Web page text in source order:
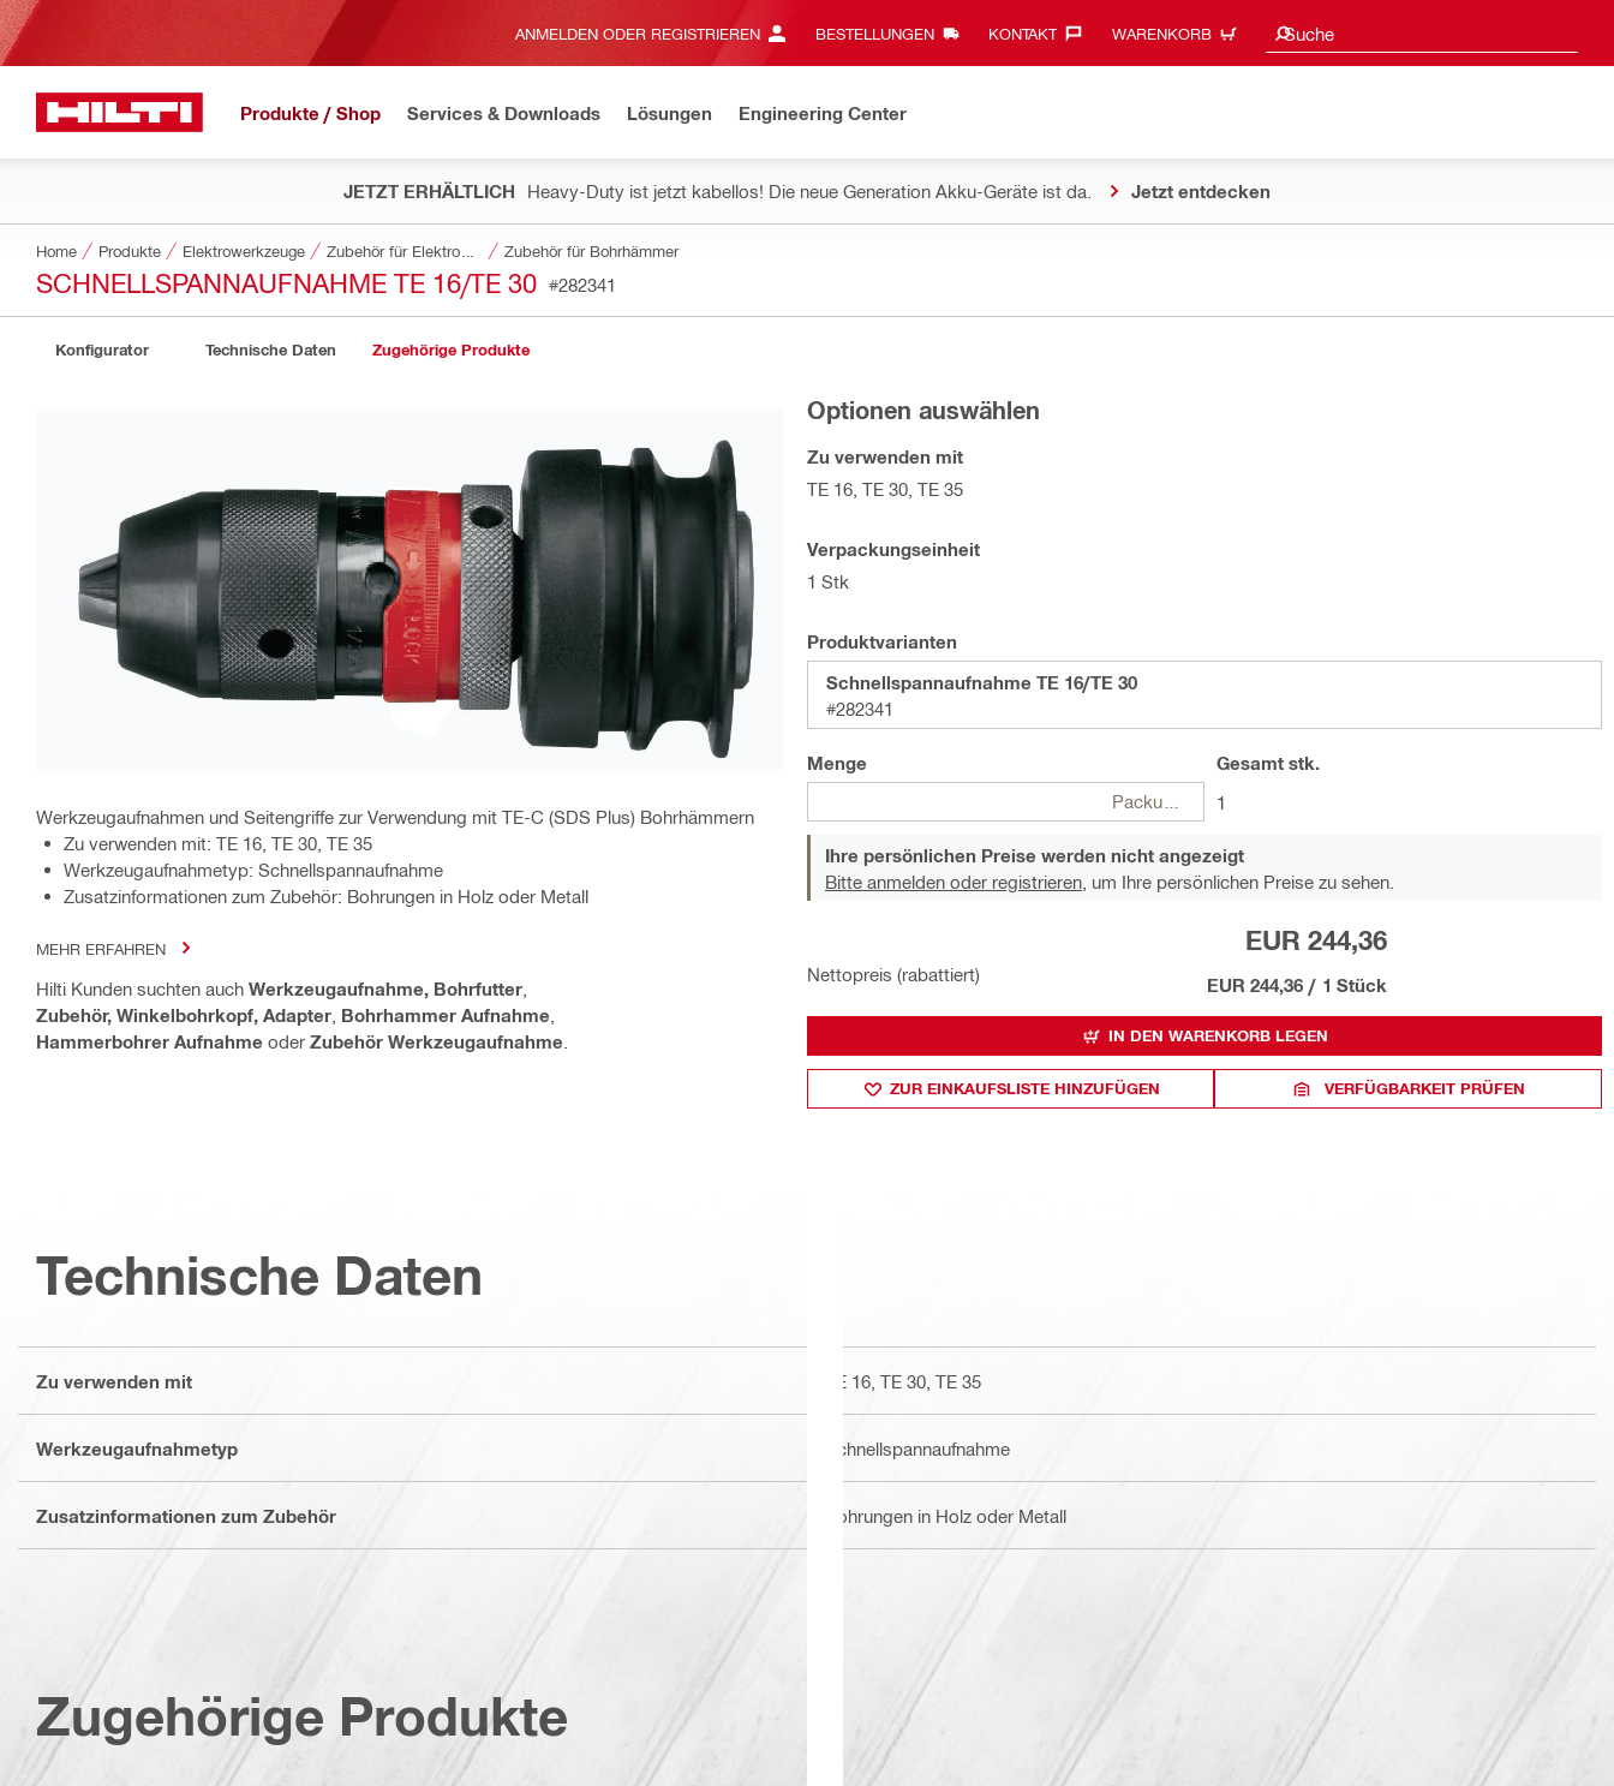
ANMELDEN ODER REGISTRIEREN BESTELLUNGEN KONTAKT‎ WARENKORB Suche
Suchvorschläge
Produkte / Shop Services & Downloads Lösungen Engineering Center
JETZT ERHÄLTLICH Heavy-Duty ist jetzt kabellos! Die neue Generation Akku-Geräte ist da. Jetzt entdecken
Home Produkte Elektrowerkzeuge Zubehör für Bohrhämmer
SCHNELLSPANNAUFNAHME TE 16/TE 30 #282341
Konfigurator Technische Daten Zugehörige Produkte
Werkzeugaufnahmen und Seitengriffe zur Verwendung mit TE-C (SDS Plus) Bohrhämmern
Zu verwenden mit: TE 16, TE 30, TE 35
Werkzeugaufnahmetyp: Schnellspannaufnahme
Zusatzinformationen zum Zubehör: Bohrungen in Holz oder Metall
MEHR ERFAHREN
Hilti Kunden suchten auch Werkzeugaufnahme, Bohrfutter
Zubehör, Winkelbohrkopf, Adapter Bohrhammer Aufnahme
Hammerbohrer Aufnahme oder Zubehör Werkzeugaufnahme
Optionen auswählen
Zu verwenden mit
TE 16, TE 30, TE 35
Verpackungseinheit
1 Stk
Produktvarianten
Schnellspannaufnahme TE 16/TE 30
#282341
Menge
Gesamt stk.
1
Ihre persönlichen Preise werden nicht angezeigt
Bitte anmelden oder registrieren, um Ihre persönlichen Preise zu sehen.
Nettopreis (rabattiert)
EUR 244,36
EUR 244,36 / 1 Stück
IN DEN WARENKORB LEGEN
ZUR EINKAUFSLISTE HINZUFÜGEN VERFÜGBARKEIT PRÜFEN
Technische Daten
Zu verwenden mit TE 16, TE 30, TE 35
Werkzeugaufnahmetyp Schnellspannaufnahme
Zusatzinformationen zum Zubehör Bohrungen in Holz oder Metall
Zugehörige Produkte